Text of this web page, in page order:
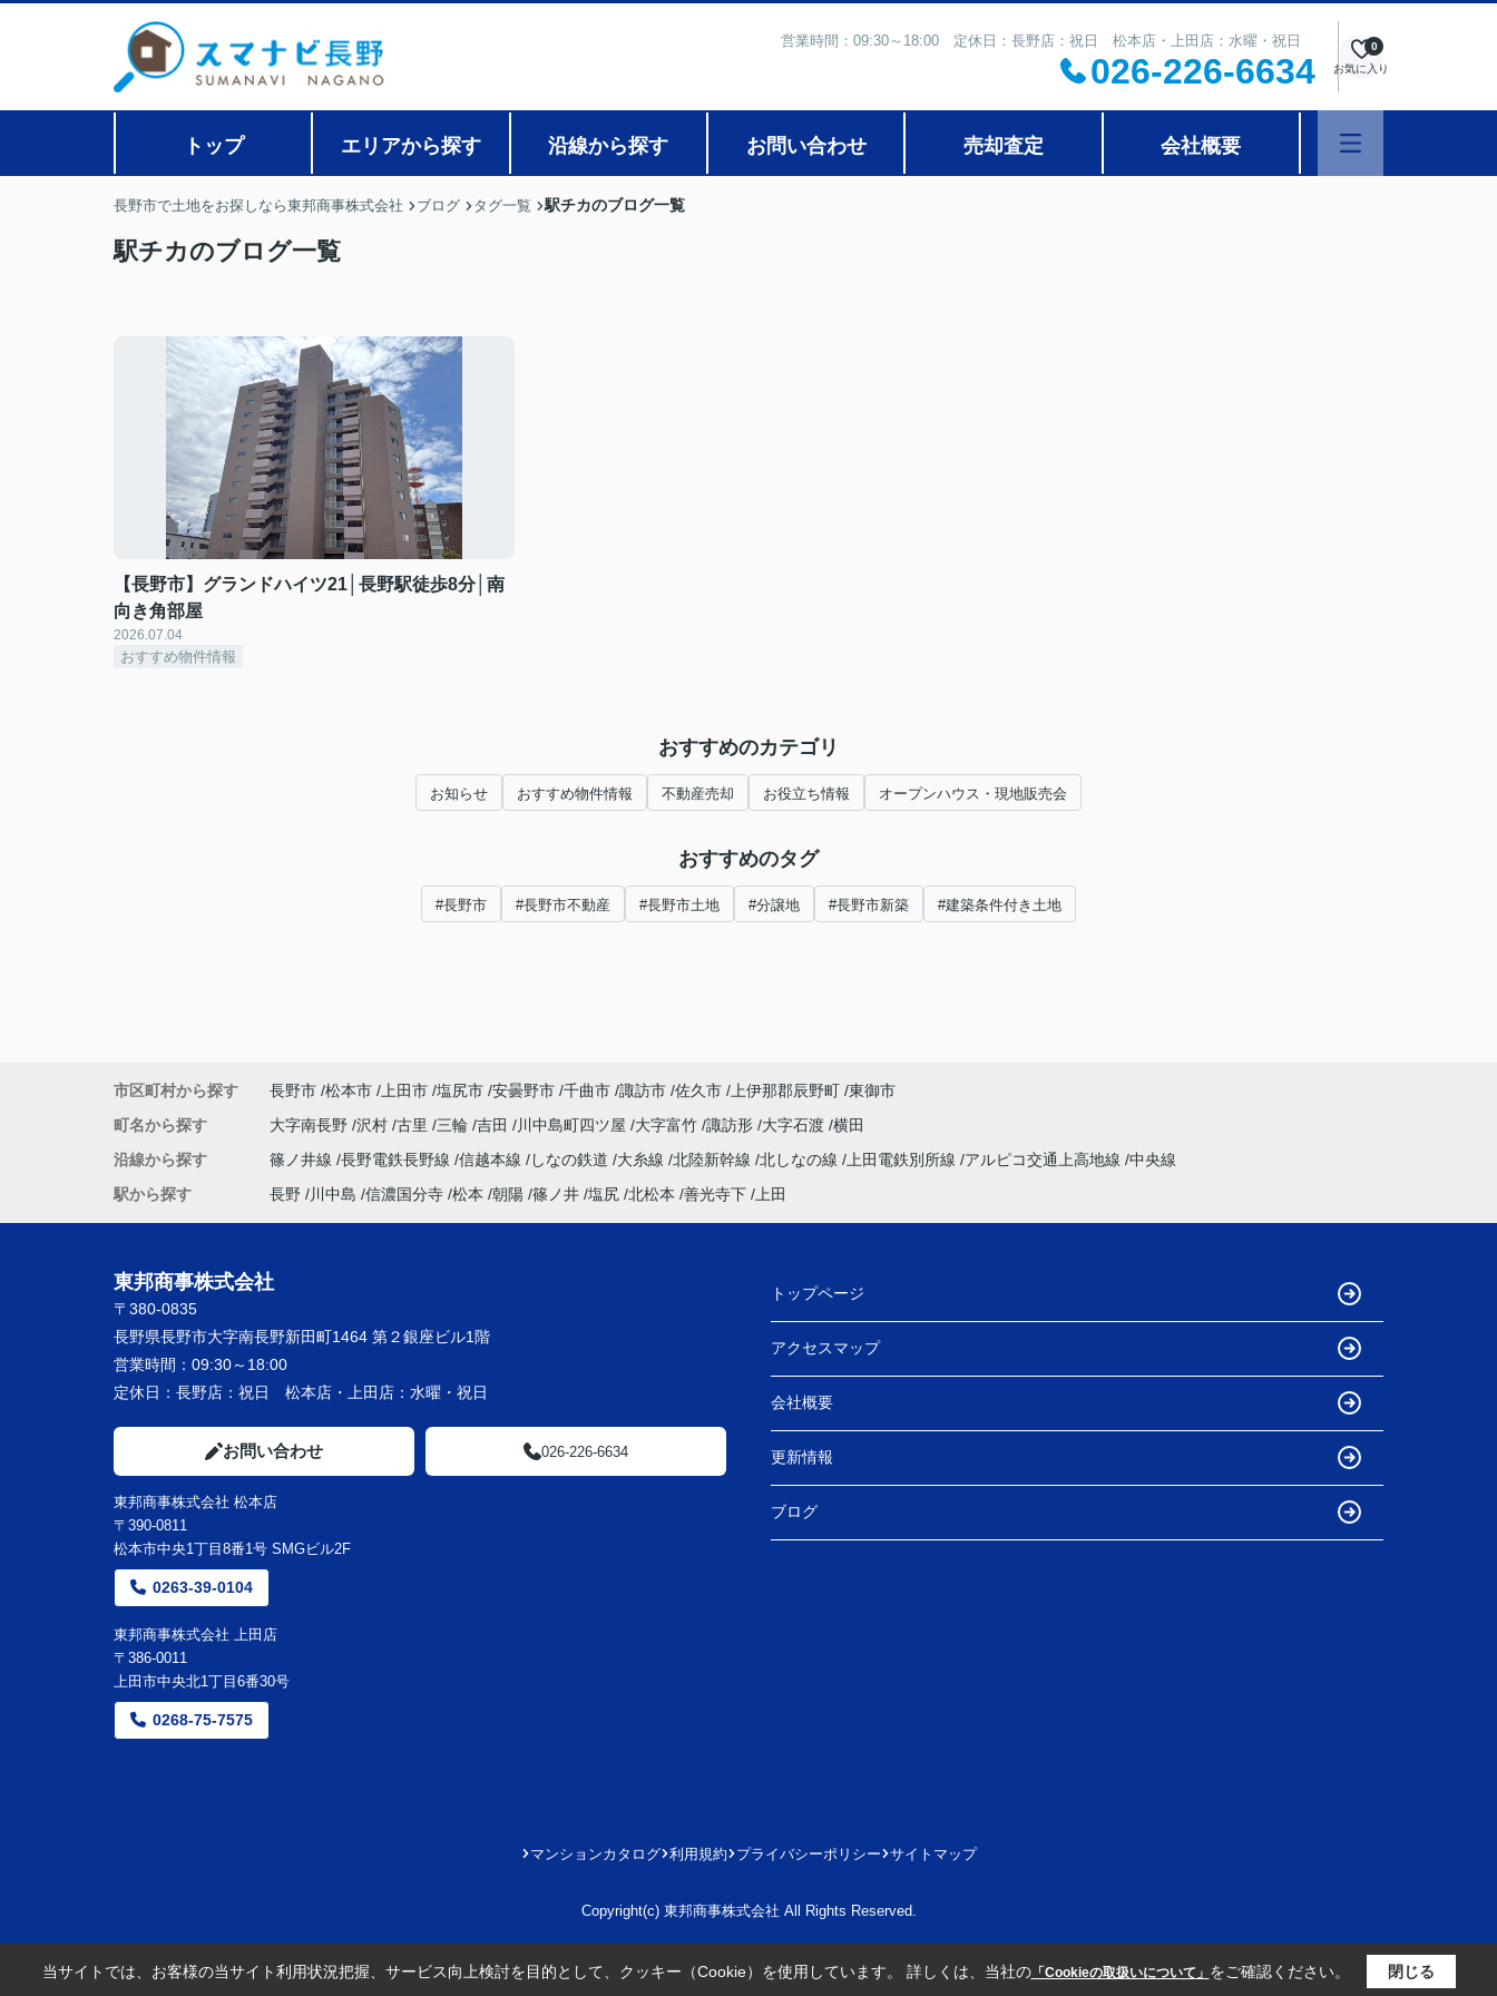
営業時間：09:30～18:00 定休日：長野店：祝日 松本店・上田店：水曜・祝日
026-226-6634 お気に入り
0
トップ エリアから探す 沿線から探す お問い合わせ 売却査定 会社概要
長野市で土地をお探しなら東邦商事株式会社 ブログ タグ一覧 駅チカのブログ一覧
駅チカのブログ一覧
【長野市】グランドハイツ21│長野駅徒歩8分│南
向き角部屋
2026.07.04
おすすめ物件情報
おすすめのカテゴリ
お知らせ おすすめ物件情報 不動産売却 お役立ち情報 オープンハウス・現地販売会
おすすめのタグ
#長野市 #長野市不動産 #長野市土地 #分譲地 #長野市新築 #建築条件付き土地
市区町村から探す 長野市 松本市 上田市 塩尻市 安曇野市 千曲市 諏訪市 佐久市 上伊那郡辰野町 東御市
町名から探す
大字南長野 沢村 古里 三輪 吉田 川中島町四ツ屋 大字富竹 諏訪形 大字石渡 横田
沿線から探す
篠ノ井線 長野電鉄長野線 信越本線 しなの鉄道 大糸線 北陸新幹線 北しなの線 上田電鉄別所線 アルピコ交通上高地線 中央線
駅から探す
長野 川中島 信濃国分寺 松本 朝陽 篠ノ井 塩尻 北松本 善光寺下 上田
東邦商事株式会社
〒380-0835
長野県長野市大字南長野新田町1464 第２銀座ビル1階
営業時間： 09:30～18:00
定休日： 長野店：祝日 松本店・上田店：水曜・祝日
お問い合わせ 026-226-6634
東邦商事株式会社 松本店
〒390-0811
松本市中央1丁目8番1号 SMGビル2F
0263-39-0104
東邦商事株式会社 上田店
〒386-0011
上田市中央北1丁目6番30号
0268-75-7575
トップページ
アクセスマップ
会社概要
更新情報
ブログ
マンションカタログ 利用規約 プライバシーポリシー サイトマップ
Copyright(c) 東邦商事株式会社 All Rights Reserved.
当サイトでは、お客様の当サイト利用状況把握、サービス向上検討を目的として、クッキー（Cookie）を使用しています。 詳しくは、当社の「Cookieの取扱いについて」 をご確認ください。 閉じる